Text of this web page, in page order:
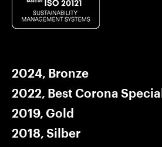
2024, Bronze
2022, Best Corona Special
2019, Gold
2018, Silber